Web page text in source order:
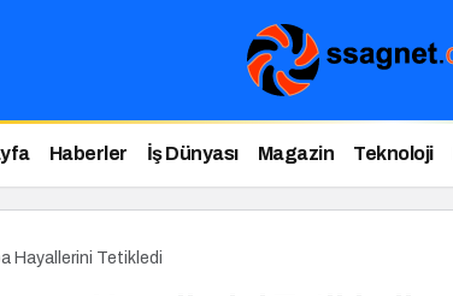
Haberler İş Dünyası Magazin Teknoloji
Hayallerini Tetikledi